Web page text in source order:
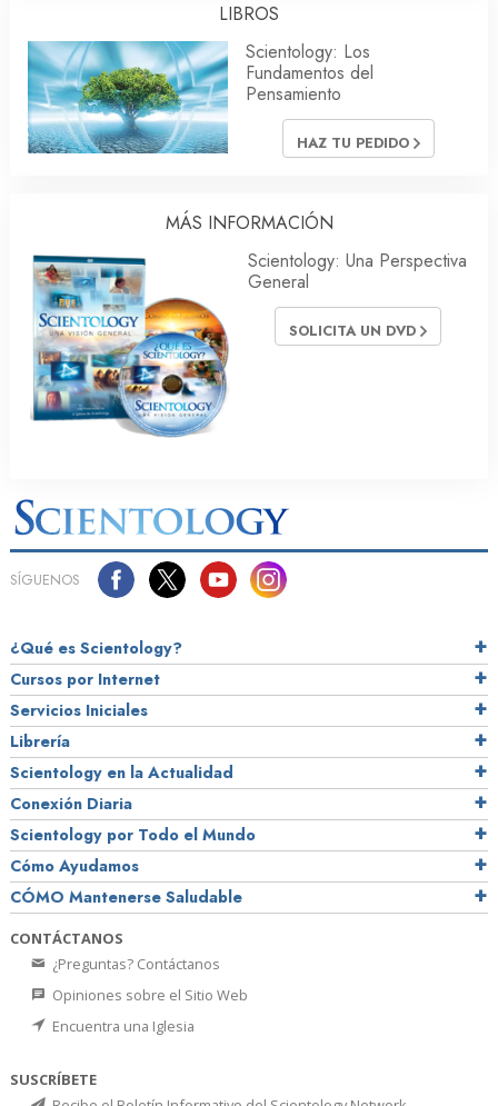
LIBROS
Scientology: Los
Fundamentos del
Pensamiento
HAZ TU PEDIDO
MÁS INFORMACIÓN
Scientology: Una Perspectiva
General
SOLICITA UN DVD
SÍGUENOS
¿Qué es Scientology?
Cursos por Internet
Servicios Iniciales
Librería
Scientology en la Actualidad
Conexión Diaria
Scientology por Todo el Mundo
Cómo Ayudamos
CÓMO Mantenerse Saludable
CONTÁCTANOS
¿Preguntas? Contáctanos
Opiniones sobre el Sitio Web
Encuentra una Iglesia
SUSCRÍBETE